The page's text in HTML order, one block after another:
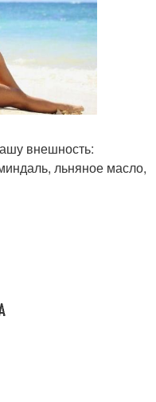
внешность:
льняное масло,